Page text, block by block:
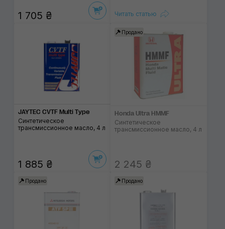
1 705 ₴ Читать статью
JAYTEC CVTF Multi Type
Синтетическое
трансмиссионное масло, 4 л
1 885 ₴
Продано
Honda Ultra HMMF
Синтетическое
трансмиссионное масло, 4 л
2 245 ₴
Продано Продано